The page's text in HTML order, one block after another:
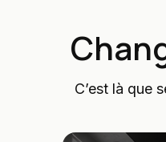
C’est là que